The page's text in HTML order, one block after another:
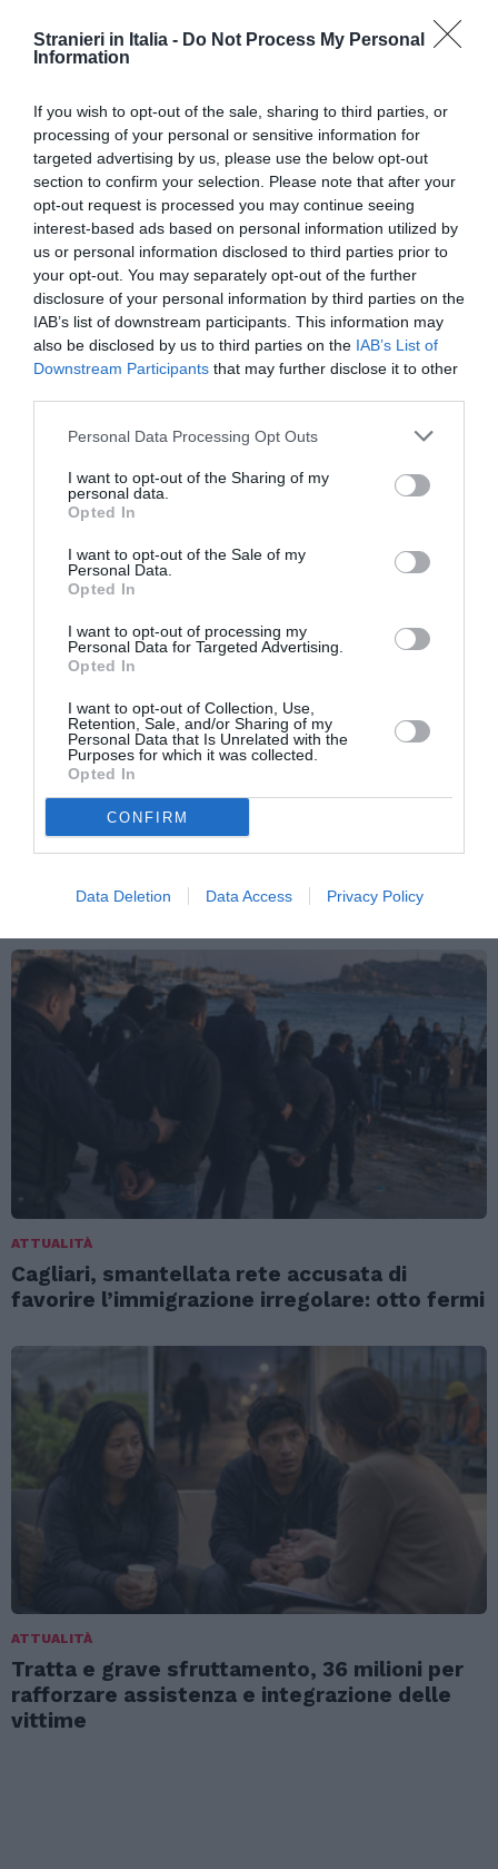
Stranieri in Italia - Do Not Process My Personal
Information
If you wish to opt-out of the sale, sharing to third parties, or
processing of your personal or sensitive information for
targeted advertising by us, please use the below opt-out
section to confirm your selection. Please note that after your
opt-out request is processed you may continue seeing
interest-based ads based on personal information utilized by
us or personal information disclosed to third parties prior to
your opt-out. You may separately opt-out of the further
disclosure of your personal information by third parties on the
IAB’s list of downstream participants. This information may
also be disclosed by us to third parties on the IAB’s List of
Downstream Participants that may further disclose it to other
Personal Data Processing Opt Outs
I want to opt-out of the Sharing of my
personal data.
Opted In
I want to opt-out of the Sale of my
Personal Data.
Opted In
I want to opt-out of processing my
Personal Data for Targeted Advertising.
Opted In
I want to opt-out of Collection, Use,
Retention, Sale, and/or Sharing of my
Personal Data that Is Unrelated with the
Purposes for which it was collected.
Opted In
CONFIRM
Data Deletion Data Access Privacy Policy
diventa legge: nuove regole per richieste,
frontiere e accesso al lavoro
introduce controlli per chi arriva dall’Italia
ATTUALITÀ
Cagliari, smantellata rete accusata di
favorire l’immigrazione irregolare: otto fermi
ATTUALITÀ
Tratta e grave sfruttamento, 36 milioni per
rafforzare assistenza e integrazione delle
vittime